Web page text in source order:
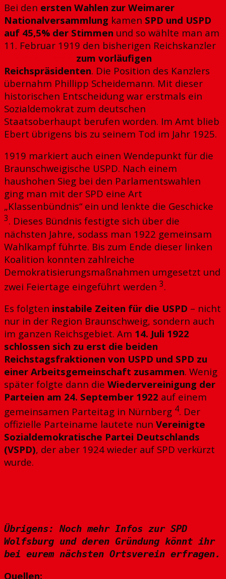
Bei den ersten Wahlen zur Weimarer
Nationalversammlung kamen SPD und USPD
auf 45,5% der Stimmen und so wählte man am
11. Februar 1919 den bisherigen Reichskanzler
zum vorläufigen
Reichspräsidenten. Die Position des Kanzlers
übernahm Phillipp Scheidemann. Mit dieser
historischen Entscheidung war erstmals ein
Sozialdemokrat zum deutschen
Staatsoberhaupt berufen worden. Im Amt blieb
Ebert übrigens bis zu seinem Tod im Jahr 1925.
1919 markiert auch einen Wendepunkt für die
Braunschweigische USPD. Nach einem
haushohen Sieg bei den Parlamentswahlen
ging man mit der SPD eine Art
„Klassenbündnis“ ein und lenkte die Geschicke
3. Dieses Bündnis festigte sich über die
nächsten Jahre, sodass man 1922 gemeinsam
Wahlkampf führte. Bis zum Ende dieser linken
Koalition konnten zahlreiche
Demokratisierungsmaßnahmen umgesetzt und
zwei Feiertage eingeführt werden 3.
Es folgten instabile Zeiten für die USPD – nicht
nur in der Region Braunschweig, sondern auch
im ganzen Reichsgebiet. Am 14. Juli 1922
schlossen sich zu erst die beiden
Reichstagsfraktionen von USPD und SPD zu
einer Arbeitsgemeinschaft zusammen. Wenig
später folgte dann die Wiedervereinigung der
Parteien am 24. September 1922 auf einem
gemeinsamen Parteitag in Nürnberg 4. Der
offizielle Parteiname lautete nun Vereinigte
Sozialdemokratische Partei Deutschlands
(VSPD), der aber 1924 wieder auf SPD verkürzt
wurde.
Übrigens: Noch mehr Infos zur SPD
Wolfsburg und deren Gründung könnt ihr
bei eurem nächsten Ortsverein erfragen.
Quellen: